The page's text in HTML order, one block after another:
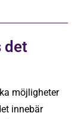
det
möjligheter
innebär